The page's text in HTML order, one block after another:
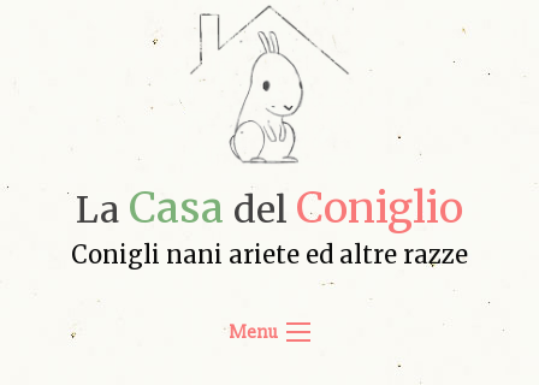
La Casa del Coniglio
Conigli nani ariete ed altre razze
Menu